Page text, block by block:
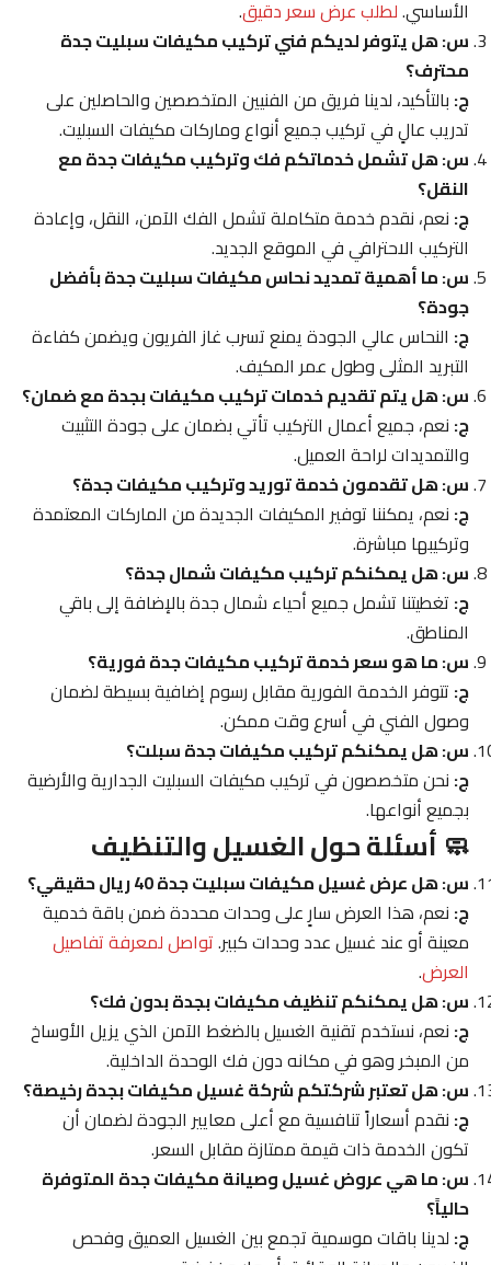
الأساسي.لطلب عرض سعر دقيق.
س: هل يتوفر لديكم فني تركيب مكيفات سبليت جدة
محترف؟
ج: بالتأكيد، لدينا فريق من الفنيين المتخصصين والحاصلين على
تدريب عالٍ في تركيب جميع أنواع وماركات مكيفات السبليت.
س: هل تشمل خدماتكم فك وتركيب مكيفات جدة مع
النقل؟
ج: نعم، نقدم خدمة متكاملة تشمل الفك الآمن، النقل، وإعادة
التركيب الاحترافي في الموقع الجديد.
س: ما أهمية تمديد نحاس مكيفات سبليت جدة بأفضل
جودة؟
ج: النحاس عالي الجودة يمنع تسرب غاز الفريون ويضمن كفاءة
التبريد المثلى وطول عمر المكيف.
س: هل يتم تقديم خدمات تركيب مكيفات بجدة مع ضمان؟
ج: نعم، جميع أعمال التركيب تأتي بضمان على جودة التثبيت
والتمديدات لراحة العميل.
س: هل تقدمون خدمة توريد وتركيب مكيفات جدة؟
ج: نعم، يمكننا توفير المكيفات الجديدة من الماركات المعتمدة
وتركيبها مباشرة.
س: هل يمكنكم تركيب مكيفات شمال جدة؟
ج: تغطيتنا تشمل جميع أحياء شمال جدة بالإضافة إلى باقي
المناطق.
س: ما هو سعر خدمة تركيب مكيفات جدة فورية؟
ج: تتوفر الخدمة الفورية مقابل رسوم إضافية بسيطة لضمان
وصول الفني في أسرع وقت ممكن.
س: هل يمكنكم تركيب مكيفات جدة سبلت؟
ج: نحن متخصصون في تركيب مكيفات السبليت الجدارية والأرضية
بجميع أنواعها.
🧼 أسئلة حول الغسيل والتنظيف
س: هل عرض غسيل مكيفات سبليت جدة 40 ريال حقيقي؟
ج: نعم، هذا العرض سارٍ على وحدات محددة ضمن باقة خدمية
معينة أو عند غسيل عدد وحدات كبير.تواصل لمعرفة تفاصيل
العرض.
س: هل يمكنكم تنظيف مكيفات بجدة بدون فك؟
ج: نعم، نستخدم تقنية الغسيل بالضغط الآمن الذي يزيل الأوساخ
من المبخر وهو في مكانه دون فك الوحدة الداخلية.
س: هل تعتبر شركتكم شركة غسيل مكيفات بجدة رخيصة؟
ج: نقدم أسعاراً تنافسية مع أعلى معايير الجودة لضمان أن
تكون الخدمة ذات قيمة ممتازة مقابل السعر.
س: ما هي عروض غسيل وصيانة مكيفات جدة المتوفرة
حالياً؟
ج: لدينا باقات موسمية تجمع بين الغسيل العميق وفحص